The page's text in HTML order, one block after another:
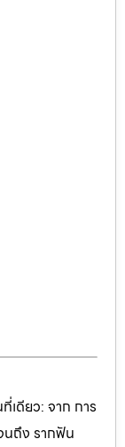
เดียว: จาก การ
นถึง รากฟัน